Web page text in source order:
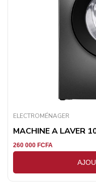
ELECTROMÉNAGER
MACHINE A LAVER
260 000 FCFA